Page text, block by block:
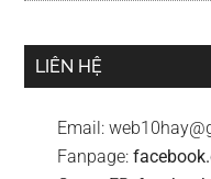
LIÊN HỆ
Email:
Fanpage: